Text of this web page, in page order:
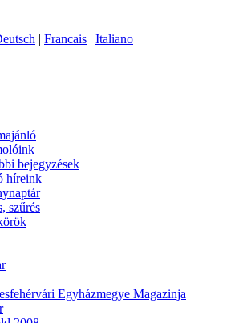
| Francais | Italiano
bejegyzések
híreink
szűrés
Egyházmegye Magazinja